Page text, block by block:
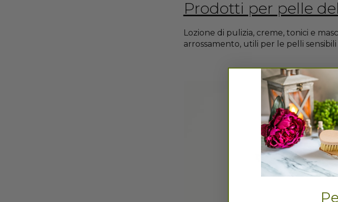
Prodotti per pelle
Lozione di pulizia, creme, tonici e
arrossamento, utili per le pelli